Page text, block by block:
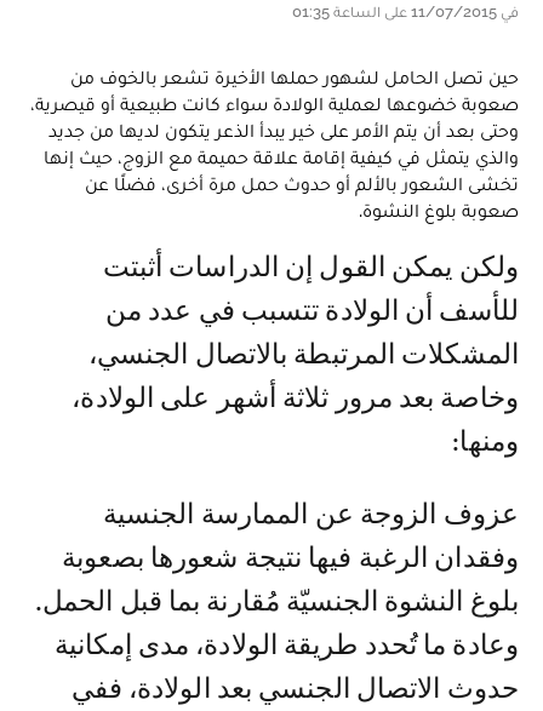
في 11/07/2015 على الساعة 01:35
حين تصل الحامل لشهور حملها الأخيرة تشعر بالخوف من
صعوبة خضوعها لعملية الولادة سواء كانت طبيعية أو قيصرية،
وحتى بعد أن يتم الأمر على خير يبدأ الذعر يتكون لديها من جديد
والذي يتمثل في كيفية إقامة علاقة حميمة مع الزوج، حيث إنها
تخشى الشعور بالألم أو حدوث حمل مرة أخرى، فضلًا عن
صعوبة بلوغ النشوة.
ولكن يمكن القول إن الدراسات أثبتت
للأسف أن الولادة تتسبب في عدد من
المشكلات المرتبطة بالاتصال الجنسي،
وخاصة بعد مرور ثلاثة أشهر على الولادة،
ومنها:
عزوف الزوجة عن الممارسة الجنسية
وفقدان الرغبة فيها نتيجة شعورها بصعوبة
بلوغ النشوة الجنسيّة مُقارنة بما قبل الحمل.
وعادة ما تُحدد طريقة الولادة، مدى إمكانية
حدوث الاتصال الجنسي بعد الولادة، ففي